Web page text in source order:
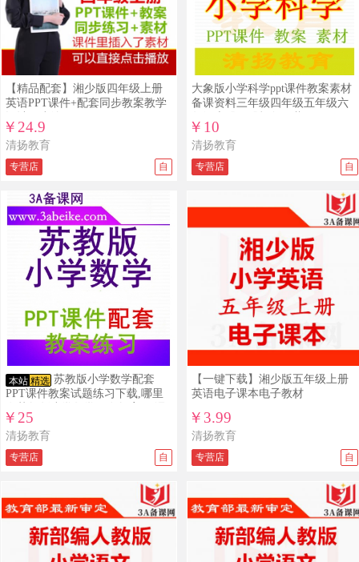
【精品配套】湘少版四年级上册
英语PPT课件+配套同步教案教学
￥24.9
清扬教育
专营店 自
大象版小学科学ppt课件教案素材
备课资料三年级四年级五年级六
￥10
清扬教育
专营店 自
本站 精选 苏教版小学数学配套
PPT课件教案试题练习下载,哪里
件下载？
￥25
清扬教育
专营店 自
【一键下载】湘少版五年级上册
英语电子课本电子教材
￥3.99
清扬教育
专营店 自